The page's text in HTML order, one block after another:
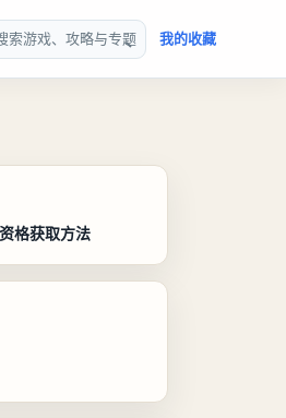
索游戏、攻略与专题 我的收藏
格获取方法